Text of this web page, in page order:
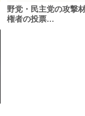
野党・民主党の攻撃
権者の投票…